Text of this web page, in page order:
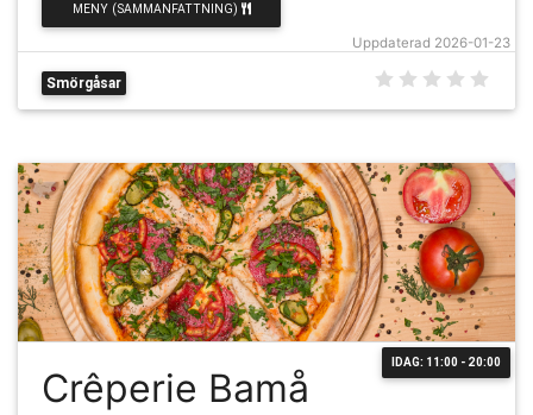
Uppdaterad 2026-01-23
MENY (SAMMANFATTNING)
Smörgåsar
IDAG: 11:00 - 20:00
Crêperie Bamå